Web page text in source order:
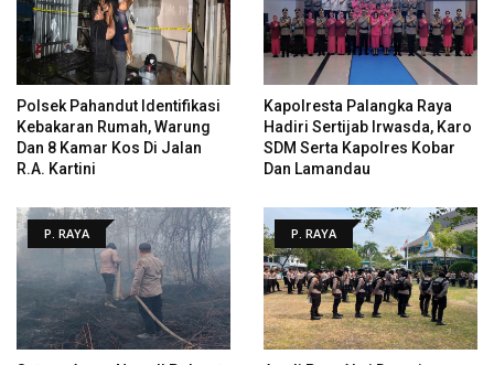
Polsek Pahandut Identifikasi
Kebakaran Rumah, Warung
Dan 8 Kamar Kos Di Jalan
R.A. Kartini
Kapolresta Palangka Raya
Hadiri Sertijab Irwasda, Karo
SDM Serta Kapolres Kobar
Dan Lamandau
P. RAYA P. RAYA